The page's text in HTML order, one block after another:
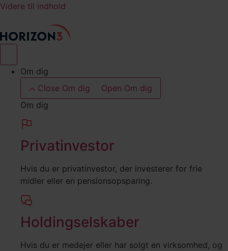
Videre til indhold
Om dig
Close Om dig
Open Om dig
Om dig
Privatinvestor
Hvis du er privatinvestor, der investerer for frie
midler eller en pensionsopsparing.
Holdingselskaber
Hvis du er medejer eller har solgt en virksomhed, og